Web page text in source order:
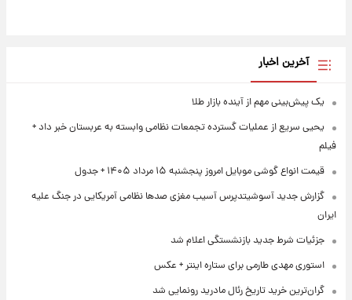
آخرین اخبار
یک پیش‌بینی مهم از آینده بازار طلا
یحیی سریع از عملیات گسترده تجمعات نظامی وابسته به عربستان خبر داد +
فیلم
قیمت انواع گوشی موبایل امروز پنجشنبه ۱۵ مرداد ۱۴۰۵ + جدول
گزارش جدید آسوشیتدپرس آسیب مغزی صدها نظامی آمریکایی در جنگ علیه
ایران
جزئیات شرط جدید بازنشستگی اعلام شد
استوری مهدی طارمی برای ستاره اینتر + عکس
گران‌ترین خرید تاریخ رئال مادرید رونمایی شد